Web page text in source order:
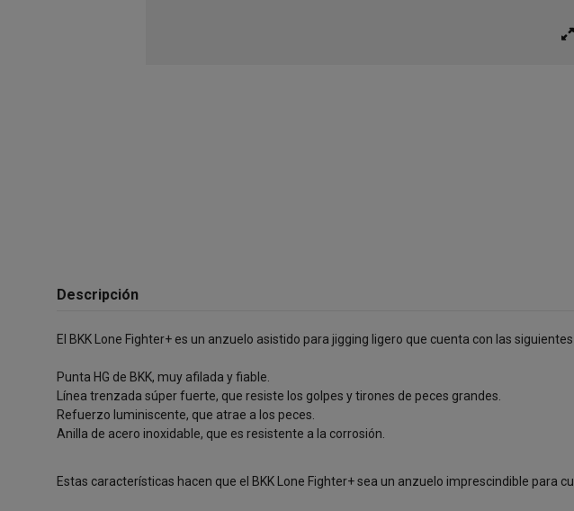
Descripción
El BKK Lone Fighter+ es un anzuelo asistido para jigging ligero que cuenta con las
Punta HG de BKK, muy afilada y fiable.
Línea trenzada súper fuerte, que resiste los golpes y tirones de peces grandes.
Refuerzo luminiscente, que atrae a los peces.
Anilla de acero inoxidable, que es resistente a la corrosión.
Estas características hacen que el BKK Lone Fighter+ sea un anzuelo imprescindible para